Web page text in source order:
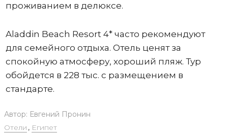
проживанием в делюксе.
Aladdin Beach Resort 4* часто рекомендуют
для семейного отдыха. Отель ценят за
спокойную атмосферу, хороший пляж. Тур
обойдется в 228 тыс. с размещением в
стандарте.
Автор: Евгений Пронин
Отели , Египет